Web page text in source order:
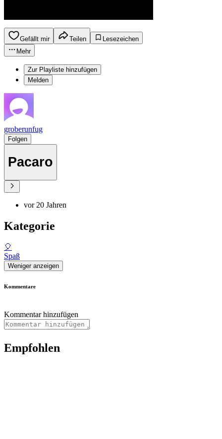
Gefällt mir Teilen
Lesezeichen
Mehr
Zur Playliste hinzufügen
Melden
groberunfug
Folgen
Pacaro
vor 20 Jahren
Kategorie
🎈
Spaß
Weniger anzeigen
Kommentare
Kommentar hinzufügen
Empfohlen